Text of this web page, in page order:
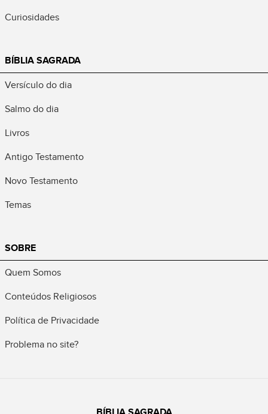
Curiosidades
BÍBLIA SAGRADA
Versículo do dia
Salmo do dia
Livros
Antigo Testamento
Novo Testamento
Temas
SOBRE
Quem Somos
Conteúdos Religiosos
Política de Privacidade
Problema no site?